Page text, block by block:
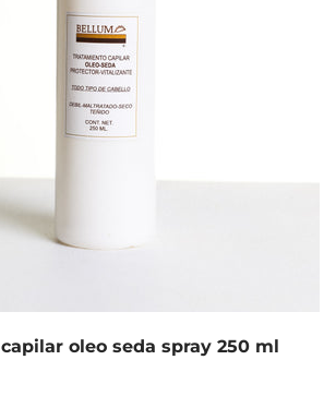
oleo seda spray 250 ml